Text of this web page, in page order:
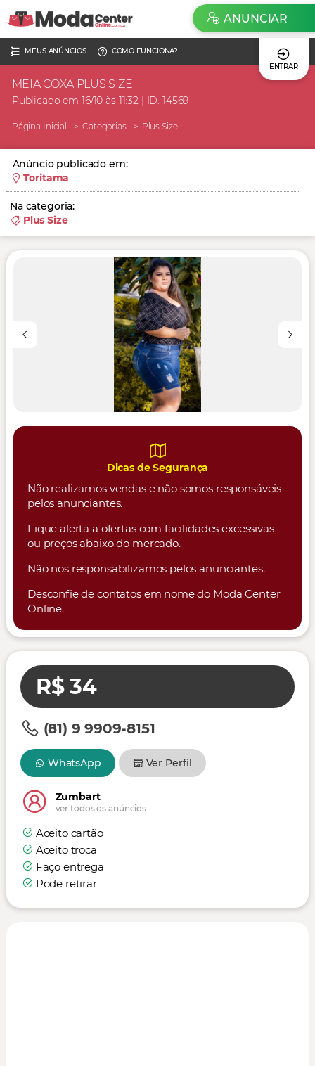
MEUS ANÚNCIOS
COMO FUNCIONA?
ENTRAR
ANUNCIAR
MEIA COXA PLUS SIZE
Publicado em 16/10 às 11:32 | ID. 14569
Página Inicial Categorias Plus Size
Anúncio publicado em:
Toritama
Na categoria:
Plus Size
Dicas de Segurança
Não realizamos vendas e não somos responsáveis
pelos anunciantes.
Fique alerta a ofertas com facilidades excessivas
ou preços abaixo do mercado.
Não nos responsabilizamos pelos anunciantes.
Desconfie de contatos em nome do Moda Center
Online.
R$ 34
(81) 9 9909-8151
WhatsApp Ver Perfil
Zumbart
ver todos os anúncios
Aceito cartão
Aceito troca
Faço entrega
Pode retirar